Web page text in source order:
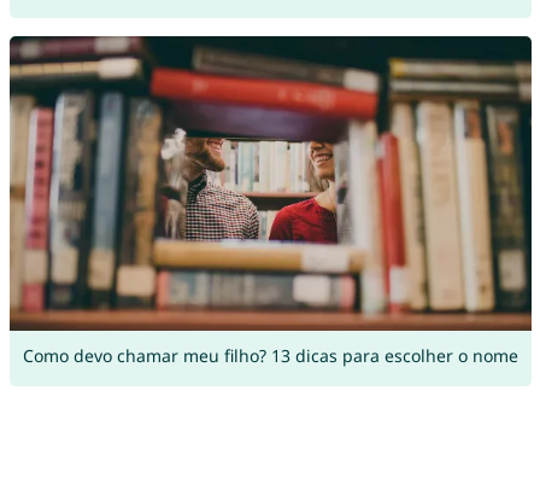
Como devo chamar meu filho? 13 dicas para escolher o nome